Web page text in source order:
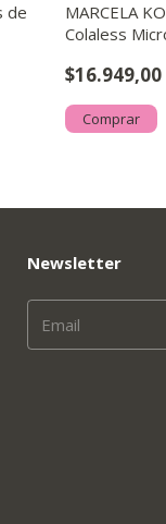
de
MARCELA
Colaless
$16.949,00
Comprar
Newsletter